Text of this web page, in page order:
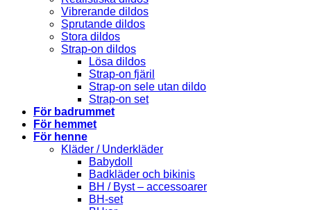
Vibrerande dildos
Sprutande dildos
Stora dildos
Strap-on dildos
Lösa dildos
Strap-on fjäril
Strap-on sele utan dildo
Strap-on set
För badrummet
För hemmet
För henne
Kläder / Underkläder
Babydoll
Badkläder och bikinis
BH / Byst – accessoarer
BH-set